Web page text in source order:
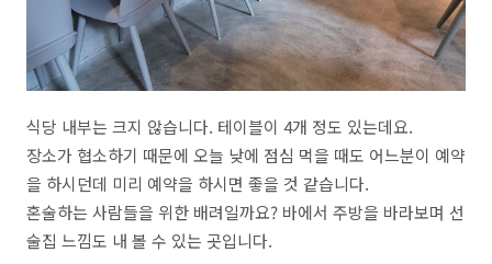
식당 내부는 크지 않습니다. 테이블이 4개 정도 있는데요.
장소가 협소하기 때문에 오늘 낮에 점심 먹을 때도 어느분이 예약
을 하시던데 미리 예약을 하시면 좋을 것 같습니다.
혼술하는 사람들을 위한 배려일까요? 바에서 주방을 바라보며 선
술집 느낌도 내 볼 수 있는 곳입니다.